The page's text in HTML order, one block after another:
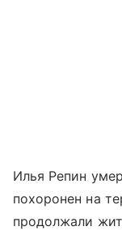
Илья Репин
похоронен на
продолжали